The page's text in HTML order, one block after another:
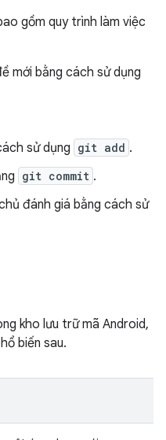
gồm quy trình làm việc
mới bằng cách sử dụng
sử dụng git add .
git commit .
đánh giá bằng cách sử
kho lưu trữ mã Android,
biến sau.